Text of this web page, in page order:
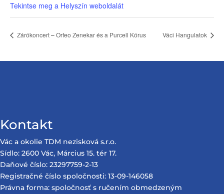
Tekintse meg a Helyszín weboldalát
Zárókoncert – Orfeo Zenekar és a Purcell Kórus Váci Hangulatok
Kontakt
Vác a okolie TDM nezisková s.r.o.
Sídlo: 2600 Vác, Március 15. tér 17.
Daňové číslo: 23297759-2-13
Registračné číslo spoločnosti: 13-09-146058
Právna forma: spoločnosť s ručením obmedzeným